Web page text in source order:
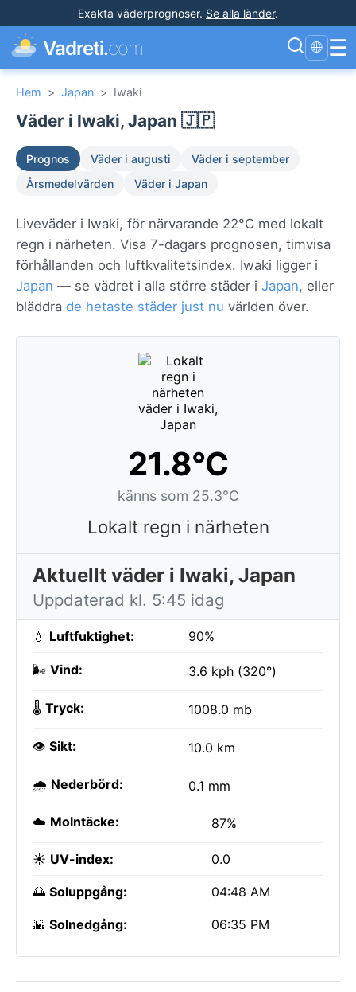
Exakta väderprognoser. Se alla länder.
Vadreti.com 🌐 ☰
Hem > Japan > Iwaki
Väder i Iwaki, Japan 🇯🇵
Prognos Väder i augusti
Väder i september
Årsmedelvärden
Väder i Japan
Liveväder i Iwaki, för närvarande 22°C med lokalt
regn i närheten. Visa 7-dagars prognosen, timvisa
förhållanden och luftkvalitetsindex. Iwaki ligger i
Japan — se vädret i alla större städer i Japan, eller
bläddra de hetaste städer just nu världen över.
21.8°C
känns som 25.3°C
Lokalt regn i närheten
Aktuellt väder i Iwaki, Japan
Uppdaterad kl. 5:45 idag
💧 Luftfuktighet: 90%
🌬️ Vind: 3.6 kph (320°)
🌡️ Tryck: 1008.0 mb
👁️ Sikt: 10.0 km
🌧️ Nederbörd: 0.1 mm
☁️ Molntäcke: 87%
☀️ UV-index: 0.0
🌅 Soluppgång: 04:48 AM
🌇 Solnedgång: 06:35 PM